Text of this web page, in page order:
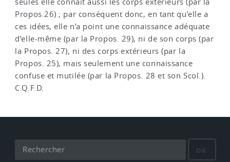
Propos.26) ; par conséquent donc, en tant qu’elle a
ces idées, elle n’a point une connaissance adéquate
d’elle-même (par la Propos. 29), ni de son corps (par
la Propos. 27), ni des corps extérieurs (par la
Propos. 25), mais seulement une connaissance
confuse et mutilée (par la Propos. 28 et son Scol.).
C.Q.F.D.
OK